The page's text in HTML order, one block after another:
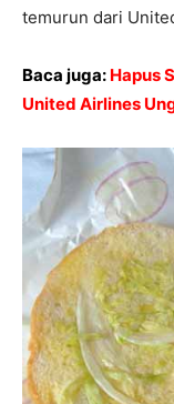
temurun dari
Baca juga: Hapus
United Airlines